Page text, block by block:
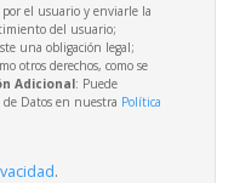
el usuario y enviarle la
del usuario;
una obligación legal;
otros derechos, como se
Adicional: Puede
Datos en nuestra Política
.